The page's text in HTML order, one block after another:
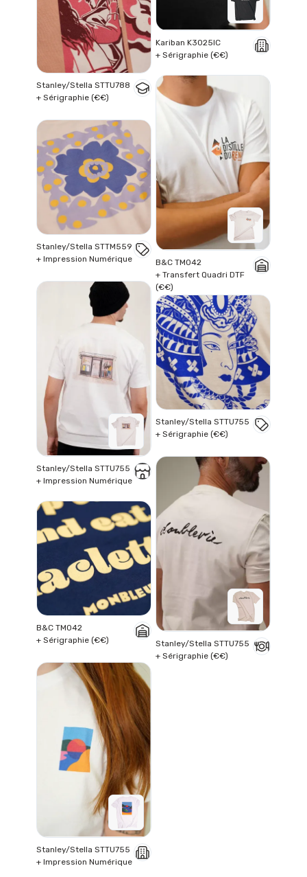
Kariban K3025IC
+ Sérigraphie (€€)
Stanley/Stella STTU788
+ Sérigraphie (€€)
B&C TM042
+ Transfert Quadri DTF
(€€)
Stanley/Stella STTM559
+ Impression Numérique
Stanley/Stella STTU755
+ Impression Numérique
Stanley/Stella STTU755
+ Sérigraphie (€€)
Stanley/Stella STTU755
+ Sérigraphie (€€)
B&C TM042
+ Sérigraphie (€€)
Stanley/Stella STTU755
+ Impression Numérique